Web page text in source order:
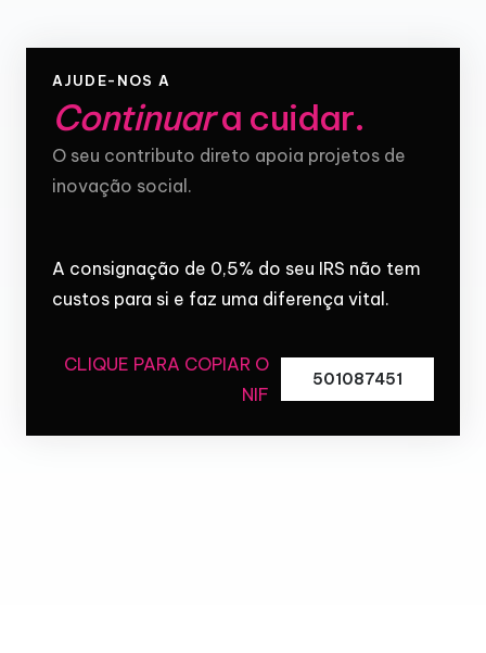
AJUDE-NOS A
Continuara cuidar.
O seu contributo direto apoia projetos de
inovação social.
A consignação de 0,5% do seu IRS não tem
custos para si e faz uma diferença vital.
CLIQUE PARA COPIAR O
NIF
501087451